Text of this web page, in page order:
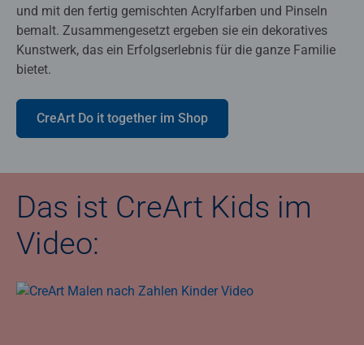
und mit den fertig gemischten Acrylfarben und Pinseln
bemalt. Zusammengesetzt ergeben sie ein dekoratives
Kunstwerk, das ein Erfolgserlebnis für die ganze Familie
bietet.
CreArt Do it together im Shop
Das ist CreArt Kids im
Video: